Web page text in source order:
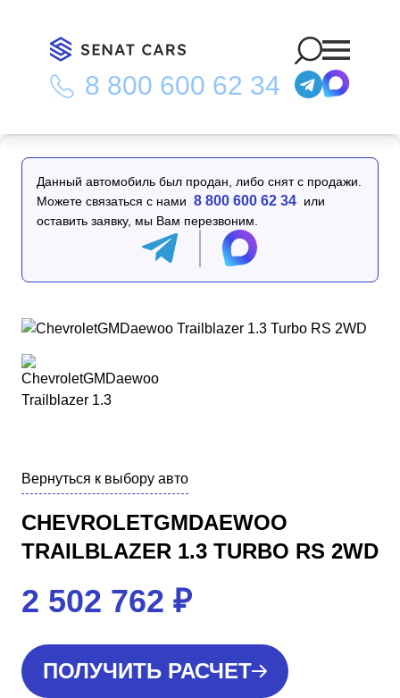
8 800 600 62 34
Главная Каталог/ChevroletGMDaewoo Trailblazer 1.3 Turbo
RS 2WD
Данный автомобиль был продан, либо снят с продажи.
Можете связаться с нами 8 800 600 62 34 или
оставить заявку, мы Вам перезвоним.
Вернуться к выбору авто
CHEVROLETGMDAEWOO
TRAILBLAZER 1.3 TURBO RS 2WD
2 502 762 ₽
ПОЛУЧИТЬ РАСЧЕТ